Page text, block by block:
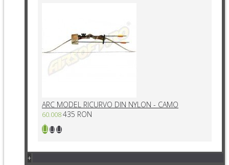
ARC MODEL RICURVO DIN NYLON - CAMO
60.008435 RON
+